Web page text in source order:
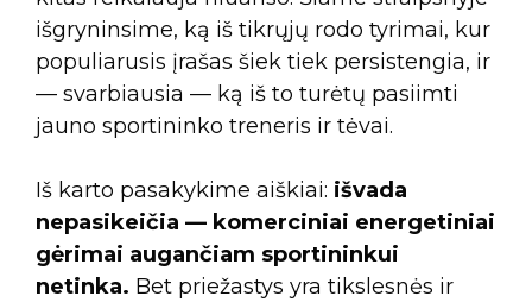
išgryninsime, ką iš tikrųjų rodo tyrimai, kur
populiarusis įrašas šiek tiek persistengia, ir
— svarbiausia — ką iš to turėtų pasiimti
jauno sportininko treneris ir tėvai.
Iš karto pasakykime aiškiai: išvada
nepasikeičia — komerciniai energetiniai
gėrimai augančiam sportininkui
netinka. Bet priežastys yra tikslesnės ir